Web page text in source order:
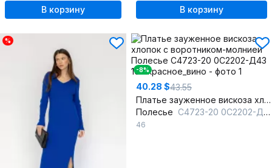
В корзину В корзину
%
-8%
40.28 $43.55
Платье зауженное вискоза хлопок с воротником-молнией
Полесье С4723-20 0С2202-Д43 164 красное_вино
46